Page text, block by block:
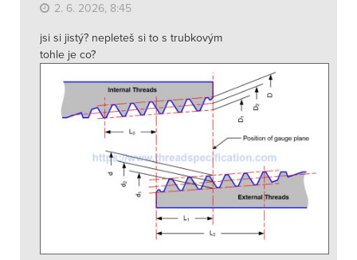
2. 6. 2026, 8:45
jsi si jistý? nepleteš si to s trubkovým
tohle je co?